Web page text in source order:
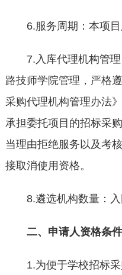
6.服务周期：本项目
7.入库代理机构管
路技师学院管理，严格
采购代理机构管理办法
承担委托项目的招标采
当理由拒绝服务以及考
接取消使用资格。
8.遴选机构数量：入
二、 申请人资格条件
1.为便于学校招标